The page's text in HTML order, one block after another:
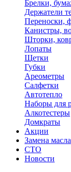
Брелки,
Держатели
Переноски,
Канистры,
Шторки,
Лопаты
Щетки
Губки
Ареометры
Салфетки
Автотепло
Наборы для
Алкотестеры
Домкраты
Акции
Замена масла
СТО
Новости